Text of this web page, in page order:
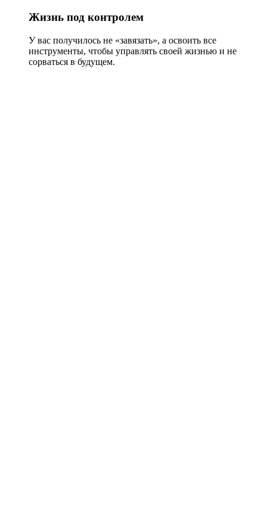
Жизнь под контролем
У вас получилось не «завязать», а освоить все
инструменты, чтобы управлять своей жизнью и не
сорваться в будущем.